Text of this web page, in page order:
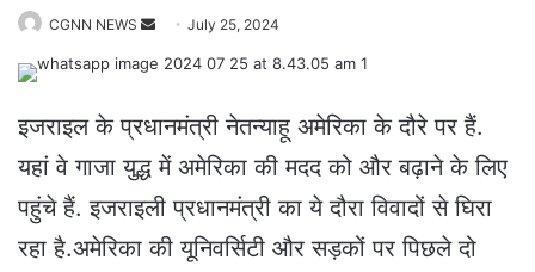
CGNN NEWS
a
n
e
a
July 25, 2024
इजराइल के प्रधानमंत्री नेतन्याहू अमेरिका के दौरे पर हैं.
यहां वे गाजा युद्ध में अमेरिका की मदद को और बढ़ाने के लिए
पहुंचे हैं. इजराइली प्रधानमंत्री का ये दौरा विवादों से घिरा
रहा है.अमेरिका की यूनिवर्सिटी और सड़कों पर पिछले दो